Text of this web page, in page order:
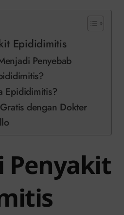
Epididimitis
Penyebab
Epididimitis?
dengan Dokter
Penyakit